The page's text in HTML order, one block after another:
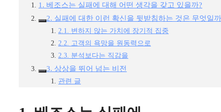
1. 베조스는 실패에 대해 어떤 생각을 갖고 있을까?
2. 실패에 대한 이런 확신을 뒷받침하는 것은 무엇일
2.1. 변하지 않는 가치에 장기적 집중
2.2. 고객의 욕망을 원동력으로
2.3. 분석보다는 직감을
3. 상상을 뛰어 넘는 비전
관련 글